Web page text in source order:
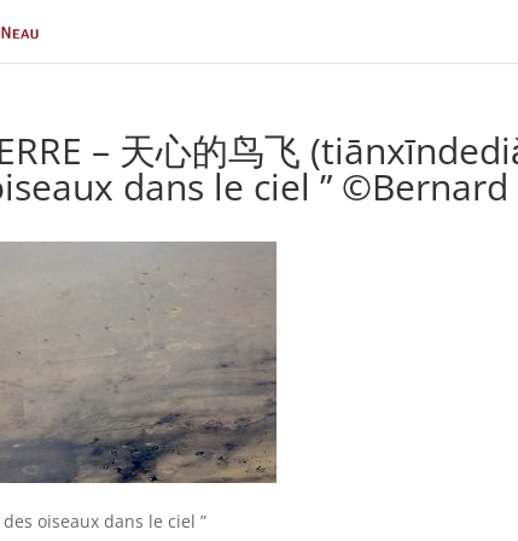
– 天心的鸟飞
dans le ciel ” ©Bernard
oiseaux dans le ciel ”